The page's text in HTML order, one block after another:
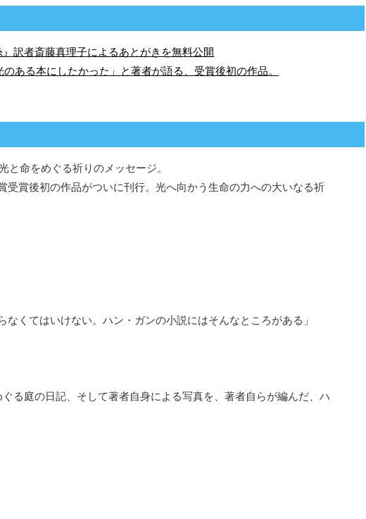
訳者斎藤真理子によるあとがきを無料公開
ある本にしたかった」と著者が語る、受賞後初の作品。
命をめぐる祈りのメッセージ。
賞後初の作品がついに刊行。光へ向かう生命の力への大いなる祈
くてはいけない。ハン・ガンの小説にはそんなところがある」
る庭の日記、そして著者自身による写真を、著者自らが編んだ、ハ